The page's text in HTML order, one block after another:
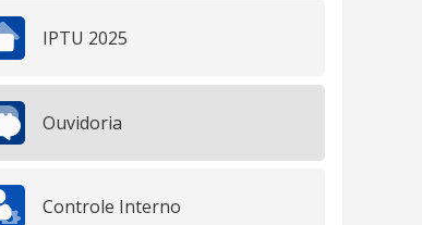
IPTU 2025
Ouvidoria
Controle Interno